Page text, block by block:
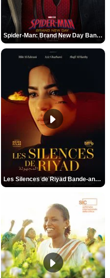
Spider-Man: Brand New Day Bande-annonce VO STFR
Les Silences de Riyad Bande-annonce VO STFR